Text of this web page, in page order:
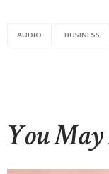
AUDIO BUSINESS
You